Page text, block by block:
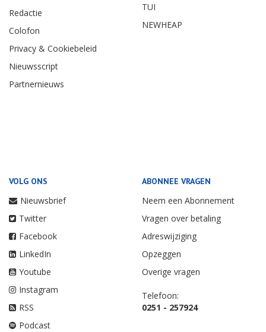
Redactie
Colofon
Privacy & Cookiebeleid
Nieuwsscript
Partnernieuws
TUI
NEWHEAP
VOLG ONS
Nieuwsbrief
Twitter
Facebook
LinkedIn
Youtube
Instagram
RSS
Podcast
ABONNEE VRAGEN
Neem een Abonnement
Vragen over betaling
Adreswijziging
Opzeggen
Overige vragen
Telefoon:
0251 - 257924